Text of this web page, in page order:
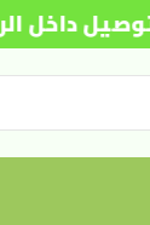
داخل